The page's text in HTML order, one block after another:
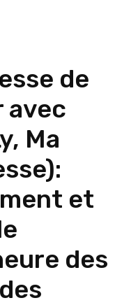
de
avec
Ma
et
des